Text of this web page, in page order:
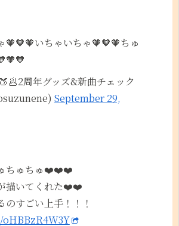
🧡🧡🧡いちゃいちゃ🧡🧡🧡ちゅ
周年グッズ&新曲チェック
September 29,
ちゅちゅ❤️❤️❤️
描いてくれた❤️❤️
のすごい上手！！！